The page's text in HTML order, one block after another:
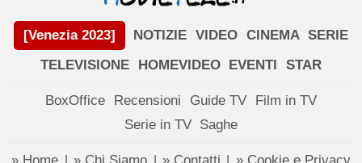
[Venezia 2023] NOTIZIE VIDEO CINEMA SERIE
TELEVISIONE
HOMEVIDEO EVENTI STAR
BoxOffice Recensioni Guide TV
Film in TV
Serie in TV Saghe